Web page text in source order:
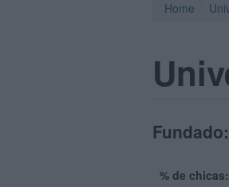
Home
Fundado:
% de chicas: